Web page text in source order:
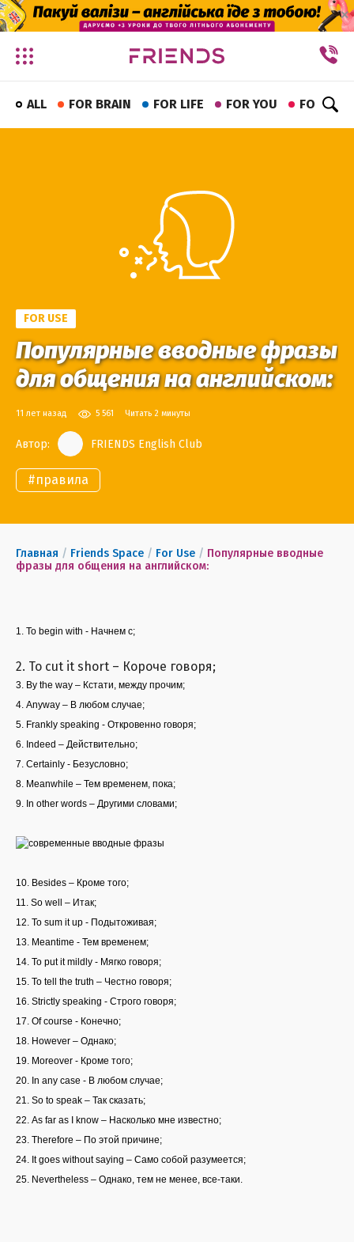
✕
ALL FOR BRAIN FOR LIFE FOR YOU FOR FUN
FOR USE
Популярные вводные фразы
для общения на английском:
11 лет назад 5 561 Читать 2 минуты
Автор: FRIENDS English Club
#правила
Главная / Friends Space / For Use / Популярные вводные
фразы для общения на английском:
1. To begin with - Начнем с;
2. To cut it short – Короче говоря;
3. By the way – Кстати, между прочим;
4. Anyway – В любом случае;
5. Frankly speaking - Откровенно говоря;
6. Indeed – Действительно;
7. Certainly - Безусловно;
8. Meanwhile – Тем временем, пока;
9. In other words – Другими словами;
10. Besides – Кроме того;
11. So well – Итак;
12. To sum it up - Подытоживая;
13. Meantime - Тем временем;
14. To put it mildly - Мягко говоря;
15. To tell the truth – Честно говоря;
16. Strictly speaking - Строго говоря;
17. Of course - Конечно;
18. However – Однако;
19. Moreover - Кроме того;
20. In any case - В любом случае;
21. So to speak – Так сказать;
22. As far as I know – Насколько мне известно;
23. Therefore – По этой причине;
24. It goes without saying – Само собой разумеется;
25. Nevertheless – Однако, тем не менее, все-таки.